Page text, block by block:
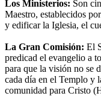
Los Ministerios: Son
Maestro, establecidos
y edificar la Iglesia, el
La Gran Comisión: El
predicad el evangelio a
para que la visión no se
cada día en el Templo y
comunidad para Cristo